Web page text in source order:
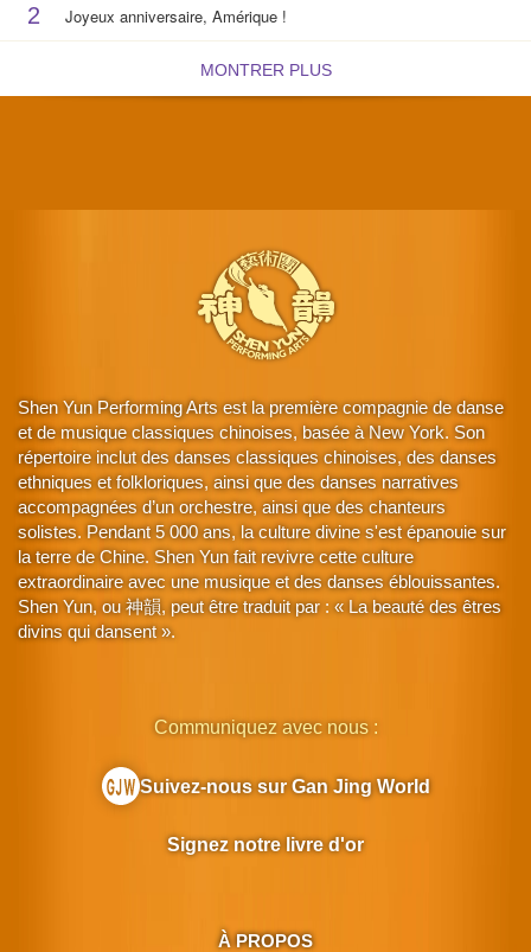
2 Joyeux anniversaire, Amérique !
MONTRER PLUS
Shen Yun Performing Arts est la première compagnie de danse
et de musique classiques chinoises, basée à New York. Son
répertoire inclut des danses classiques chinoises, des danses
ethniques et folkloriques, ainsi que des danses narratives
accompagnées d’un orchestre, ainsi que des chanteurs
solistes. Pendant 5 000 ans, la culture divine s'est épanouie sur
la terre de Chine. Shen Yun fait revivre cette culture
extraordinaire avec une musique et des danses éblouissantes.
Shen Yun, ou 神韻, peut être traduit par : « La beauté des êtres
divins qui dansent ».
À PROPOS
Communiquez avec nous :
Suivez-nous sur Gan Jing World
Signez notre livre d'or